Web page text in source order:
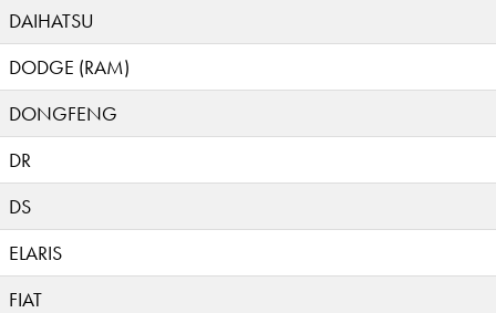
DAIHATSU
DODGE (RAM)
DONGFENG
DR
DS
ELARIS
FIAT